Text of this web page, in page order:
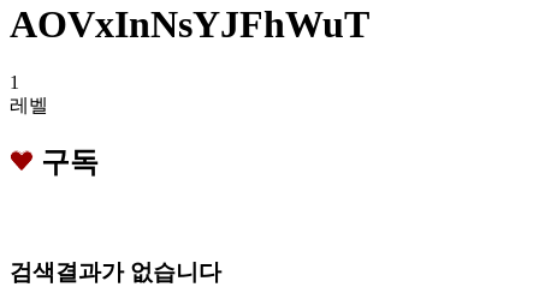
AOVxInNsYJFhWuT
1
레벨
구독
검색결과가 없습니다